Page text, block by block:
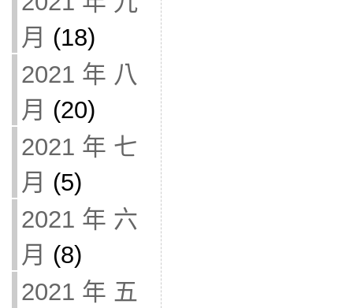
月 (18)
2021 年 八
月 (20)
2021 年 七
月 (5)
2021 年 六
月 (8)
2021 年 五